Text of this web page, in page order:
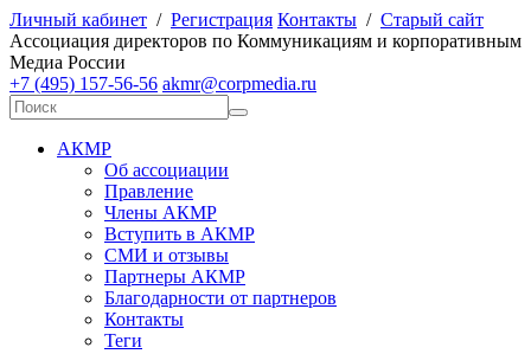
Личный кабинет / Регистрация Контакты / Старый сайт
Ассоциация директоров по Коммуникациям и корпоративным
Медиа России
+7 (495) 157-56-56 akmr@corpmedia.ru
АКМР
Об ассоциации
Правление
Члены АКМР
Вступить в АКМР
СМИ и отзывы
Партнеры АКМР
Благодарности от партнеров
Контакты
Теги